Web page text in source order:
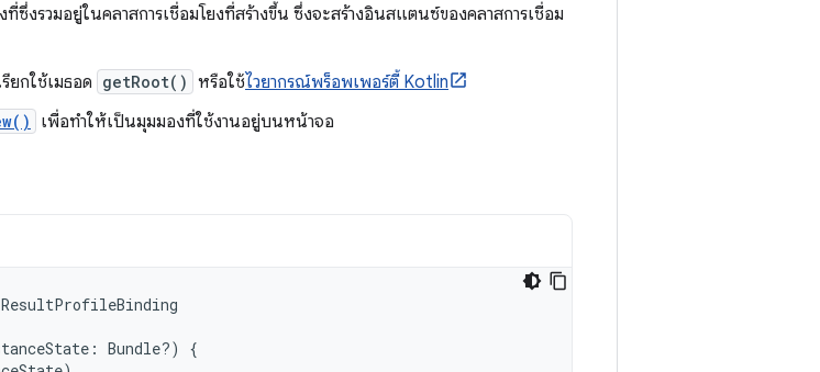
ซึ่งรวมอยู่ในคลาสการเชื่อมโยงที่สร้างขึ้น ซึ่งจะสร้างอินสแตนซ์ของคลาสการเชื่อม
ยกใช้เมธอด getRoot() หรือใช้ไวยากรณ์พร็อพเพอร์ตี้ Kotlin
เพื่อทําให้เป็นมุมมองที่ใช้งานอยู่บนหน้าจอ
ResultProfileBinding
: Bundle?)
{